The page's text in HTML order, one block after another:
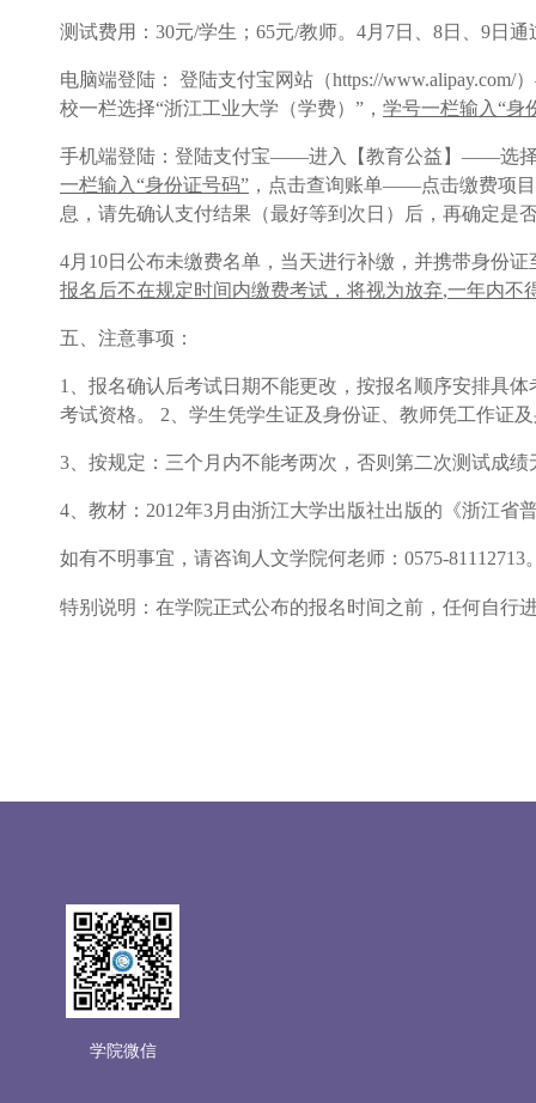
测试费用： 30元/学生； 65元/教师。 4月 7日、 8日、 9日通
电脑端登陆： 登陆支付宝网站（https://www.alipay.com/
校一栏选择“浙江工业大学（学费）”， 学号一栏输入“身
手机端登陆： 登陆支付宝——进入【教育公益】——选择
一栏输入“身份证号码” ，点击查询账单——点击缴费项
息，请先确认支付结果（最好等到次日）后，再确定是
4月 10日公布未缴费名单，当天进行补缴，并携带身份
报名后不在规定时间内缴费考试，将视为放弃,一年内不
五、注意事项：
1、报名确认后考试日期不能更改，按报名顺序安排具
考试资格。 2、学生凭学生证及身份证、教师凭工作证
3、按规定：三个月内不能考两次，否则第二次测试成
4、教材： 2012年3月由浙江大学出版社出版的《浙江省
如有不明事宜，请咨询人文学院何老师： 0575-81112713
特别说明：在学院正式公布的报名时间之前，任何自行
学院微信